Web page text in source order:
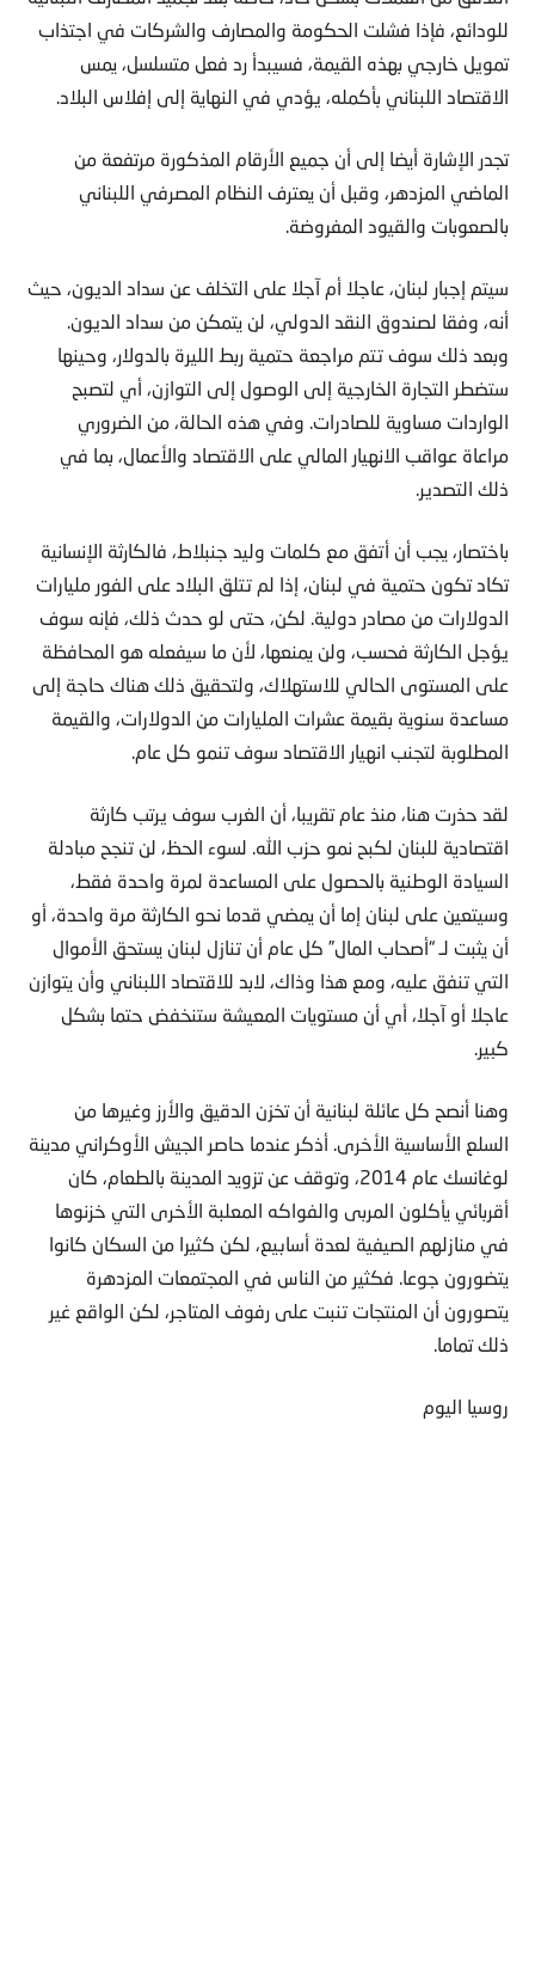
للودائع، فإذا فشلت الحكومة والمصارف والشركات في اجتذاب
تمويل خارجي بهذه القيمة، فسيبدأ رد فعل متسلسل، يمس
الاقتصاد اللبناني بأكمله، يؤدي في النهاية إلى إفلاس البلاد.
تجدر الإشارة أيضا إلى أن جميع الأرقام المذكورة مرتفعة من
الماضي المزدهر، وقبل أن يعترف النظام المصرفي اللبناني
بالصعوبات والقيود المفروضة.
سيتم إجبار لبنان، عاجلا أم آجلا على التخلف عن سداد الديون، حيث
أنه، وفقا لصندوق النقد الدولي، لن يتمكن من سداد الديون.
وبعد ذلك سوف تتم مراجعة حتمية ربط الليرة بالدولار، وحينها
ستضطر التجارة الخارجية إلى الوصول إلى التوازن، أي لتصبح
الواردات مساوية للصادرات. وفي هذه الحالة، من الضروري
مراعاة عواقب الانهيار المالي على الاقتصاد والأعمال، بما في
ذلك التصدير.
باختصار، يجب أن أتفق مع كلمات وليد جنبلاط، فالكارثة الإنسانية
تكاد تكون حتمية في لبنان، إذا لم تتلق البلاد على الفور مليارات
الدولارات من مصادر دولية. لكن، حتى لو حدث ذلك، فإنه سوف
يؤجل الكارثة فحسب، ولن يمنعها، لأن ما سيفعله هو المحافظة
على المستوى الحالي للاستهلاك، ولتحقيق ذلك هناك حاجة إلى
مساعدة سنوية بقيمة عشرات المليارات من الدولارات، والقيمة
المطلوبة لتجنب انهيار الاقتصاد سوف تنمو كل عام.
لقد حذرت هنا، منذ عام تقريبا، أن الغرب سوف يرتب كارثة
اقتصادية للبنان لكبح نمو حزب الله. لسوء الحظ، لن تنجح مبادلة
السيادة الوطنية بالحصول على المساعدة لمرة واحدة فقط،
وسيتعين على لبنان إما أن يمضي قدما نحو الكارثة مرة واحدة، أو
أن يثبت لـ “أصحاب المال” كل عام أن تنازل لبنان يستحق الأموال
التي تنفق عليه، ومع هذا وذاك، لابد للاقتصاد اللبناني وأن يتوازن
عاجلا أو آجلا، أي أن مستويات المعيشة ستنخفض حتما بشكل
كبير.
وهنا أنصح كل عائلة لبنانية أن تخزن الدقيق والأرز وغيرها من
السلع الأساسية الأخرى. أذكر عندما حاصر الجيش الأوكراني مدينة
لوغانسك عام 2014، وتوقف عن تزويد المدينة بالطعام، كان
أقربائي يأكلون المربى والفواكه المعلبة الأخرى التي خزنوها
في منازلهم الصيفية لعدة أسابيع، لكن كثيرا من السكان كانوا
يتضورون جوعا. فكثير من الناس في المجتمعات المزدهرة
يتصورون أن المنتجات تنبت على رفوف المتاجر، لكن الواقع غير
ذلك تماما.
روسيا اليوم